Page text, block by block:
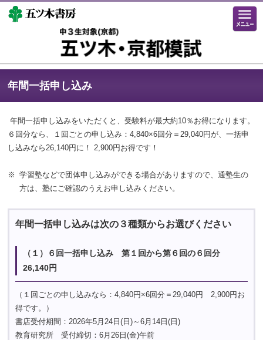
年間一括申し込み
年間一括申し込みをいただくと、受験料が最大約10％お得になります。
６回分なら、１回ごとの申し込み：4,840×6回分＝29,040円が、一括申
し込みなら26,140円に！ 2,900円お得です！
学習塾などで団体申し込みができる場合がありますので、通塾生の
方は、塾にご確認のうえお申し込みください。
年間一括申し込みは次の３種類からお選びください
（１）６回一括申し込み 第１回から第６回の６回分
26,140円
（１回ごとの申し込みなら：4,840円×6回分＝29,040円 2,900円お
得です。）
書店受付期間：2026年5月24日(日)～6月14日(日)
教育研究所 受付締切：6月26日(金)午前